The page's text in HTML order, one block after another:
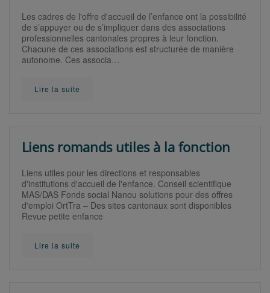
Les cadres de l'offre d'accueil de l’enfance ont la possibilité
de s’appuyer ou de s’impliquer dans des associations
professionnelles cantonales propres à leur fonction.
Chacune de ces associations est structurée de manière
autonome. Ces associa…
Lire la suite
Liens romands utiles à la fonction
Liens utiles pour les directions et responsables
d'institutions d'accueil de l'enfance. Conseil scientifique
MAS/DAS Fonds social Nanou solutions pour des offres
d'emploi OrtTra – Des sites cantonaux sont disponibles
Revue petite enfance
Lire la suite